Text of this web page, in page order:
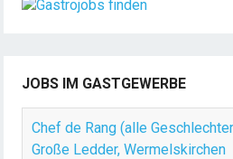
JOBS IM GASTGEWERBE
Chef de Rang (alle
Große Ledder, Wermelskirchen